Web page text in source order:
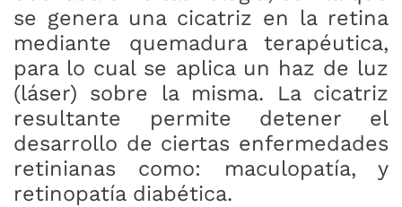
se genera una cicatriz en la retina
mediante quemadura terapéutica,
para lo cual se aplica un haz de luz
(láser) sobre la misma. La cicatriz
resultante permite detener el
desarrollo de ciertas enfermedades
retinianas como: maculopatía, y
retinopatía diabética.